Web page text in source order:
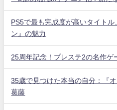
PS5で最も完成度が高いタイト
ン』の魅力
25周年記念！プレステ2の名作ゲ
35歳で見つけた本当の自分：『
葛藤